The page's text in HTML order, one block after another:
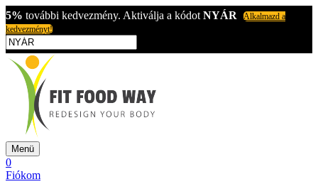
5% további kedvezmény. Aktiválja a kódot NYÁR
Alkalmazd a
kedvezményt!
Menü
0
Fiókom